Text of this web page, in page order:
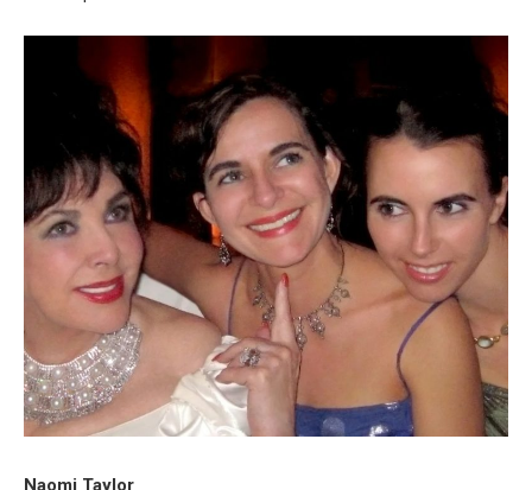
Naomi Taylor